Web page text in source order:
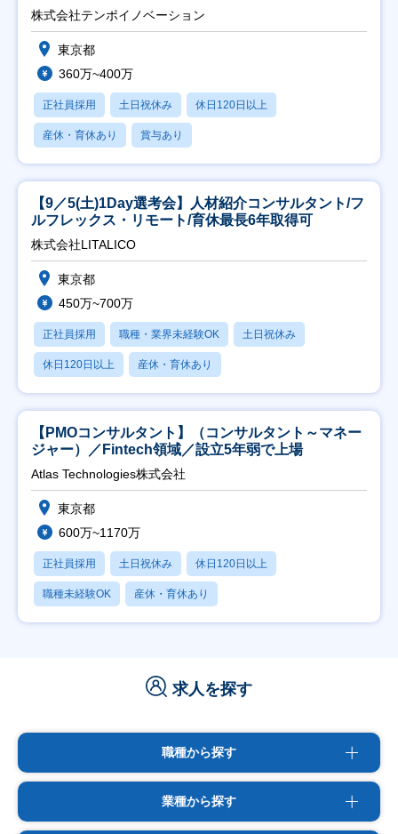
株式会社テンポイノベーション
東京都
360万~400万
正社員採用 土日祝休み 休日120日以上
産休・育休あり 賞与あり
【9／5(土)1Day選考会】人材紹介コンサルタント/フ
ルフレックス・リモート/育休最長6年取得可
株式会社LITALICO
東京都
450万~700万
正社員採用 職種・業界未経験OK 土日祝休み
休日120日以上 産休・育休あり
【PMOコンサルタント】（コンサルタント～マネー
ジャー）／Fintech領域／設立5年弱で上場
Atlas Technologies株式会社
東京都
600万~1170万
正社員採用 土日祝休み 休日120日以上
職種未経験OK 産休・育休あり
求人を探す
職種から探す
業種から探す